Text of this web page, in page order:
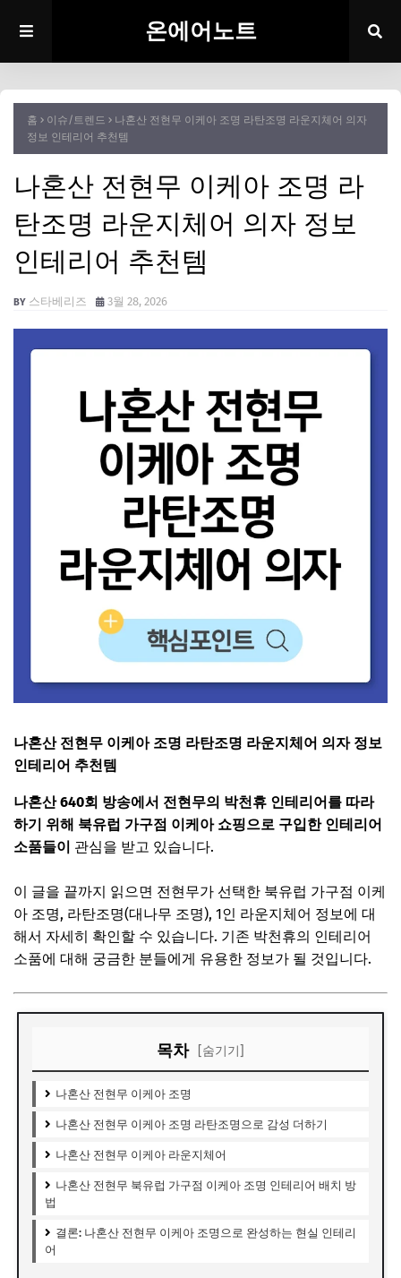
온에어노트
홈 이슈/트렌드
나혼산 전현무 이케아 조명 라탄조명 라운지체어 의자
정보 인테리어 추천템
나혼산 전현무 이케아 조명 라
탄조명 라운지체어 의자 정보
인테리어 추천템
스타베리즈 3월 28, 2026
나혼산 전현무 이케아 조명 라탄조명 라운지체어 의자 정보
인테리어 추천템
나혼산 640회 방송에서 전현무의 박천휴 인테리어를 따라
하기 위해 북유럽 가구점 이케아 쇼핑으로 구입한 인테리어
소품들이 관심을 받고 있습니다.
이 글을 끝까지 읽으면 전현무가 선택한 북유럽 가구점 이케
아 조명, 라탄조명(대나무 조명), 1인 라운지체어 정보에 대
해서 자세히 확인할 수 있습니다. 기존 박천휴의 인테리어
소품에 대해 궁금한 분들에게 유용한 정보가 될 것입니다.
목차 [숨기기]
나혼산 전현무 이케아 조명
나혼산 전현무 이케아 조명 라탄조명으로 감성 더하기
나혼산 전현무 이케아 라운지체어
나혼산 전현무 북유럽 가구점 이케아 조명 인테리어 배치 방
법
결론: 나혼산 전현무 이케아 조명으로 완성하는 현실 인테리
어